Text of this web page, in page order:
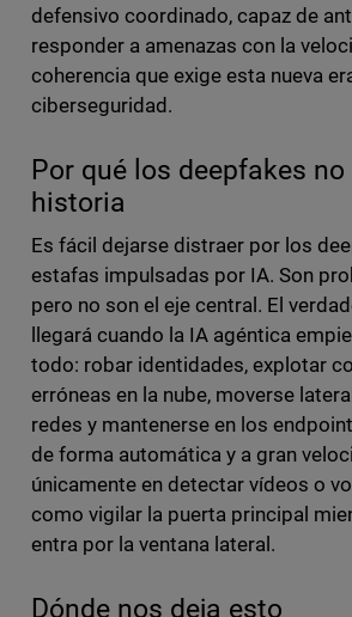
defensivo coordinado, capaz de
responder a amenazas con la
coherencia que exige esta nueva
ciberseguridad.
Por qué los deepfakes
historia
Es fácil dejarse distraer por los
estafas impulsadas por IA. Son
pero no son el eje central. El
llegará cuando la IA agéntica
todo: robar identidades, explotar
erróneas en la nube, moverse
redes y mantenerse en los
de forma automática y a gran
únicamente en detectar vídeos o
como vigilar la puerta principal
entra por la ventana lateral.
Dónde nos deja esto